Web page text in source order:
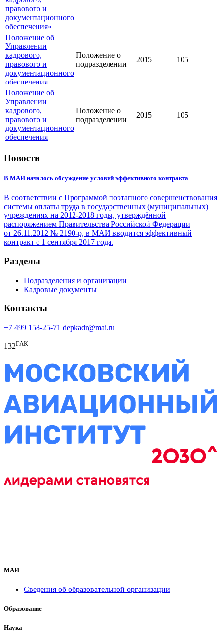
правового и
документационного
обеспечения»
Положение об
Управлении
кадрового,
правового и
документационного
обеспечения
Положение о
подразделении
2015 105
Положение об
Управлении
кадрового,
правового и
документационного
обеспечения
Положение о
подразделении
2015 105
Новости
В МАИ началось обсуждение условий эффективного контракта
В соответствии с Программой поэтапного совершенствования
системы оплаты труда в государственных (муниципальных)
учреждениях на 2012-2018 годы, утверждённой
распоряжением Правительства Российской Федерации
от 26.11.2012 № 2190-р, в МАИ вводится эффективный
контракт с 1 сентября 2017 года.
Разделы
Подразделения и организации
Кадровые документы
Контакты
+7 499 158-25-71 depkadr@mai.ru
132ГАК
МАИ
Сведения об образовательной организации
Образование
Наука